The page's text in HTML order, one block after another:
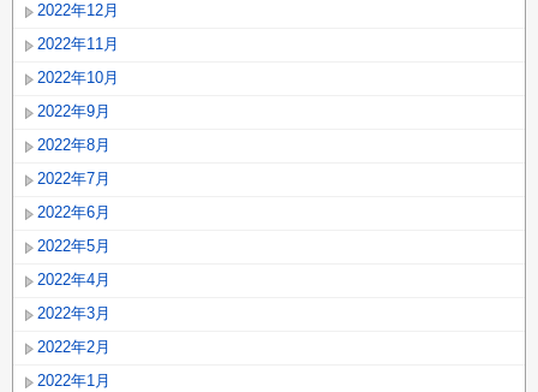
2022年12月
2022年11月
2022年10月
2022年9月
2022年8月
2022年7月
2022年6月
2022年5月
2022年4月
2022年3月
2022年2月
2022年1月